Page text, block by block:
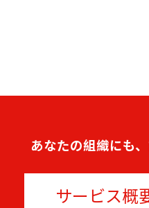
あなたの組織にも
サービス概